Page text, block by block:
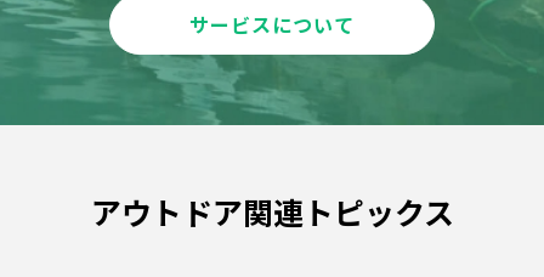
サービスについて
アウトドア関連トピックス